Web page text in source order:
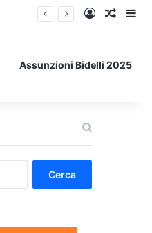
Accedi
Un
Assunzioni Bidelli 2025